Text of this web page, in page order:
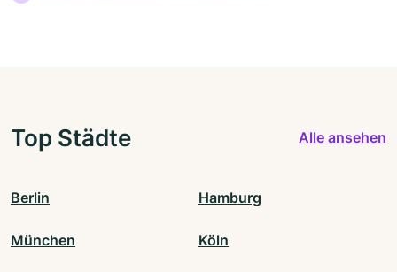
Top Städte Alle ansehen
Berlin Hamburg
München Köln